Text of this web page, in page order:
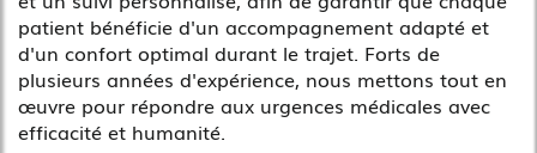
patient bénéficie d'un accompagnement adapté et
d'un confort optimal durant le trajet. Forts de
plusieurs années d'expérience, nous mettons tout en
œuvre pour répondre aux urgences médicales avec
efficacité et humanité.